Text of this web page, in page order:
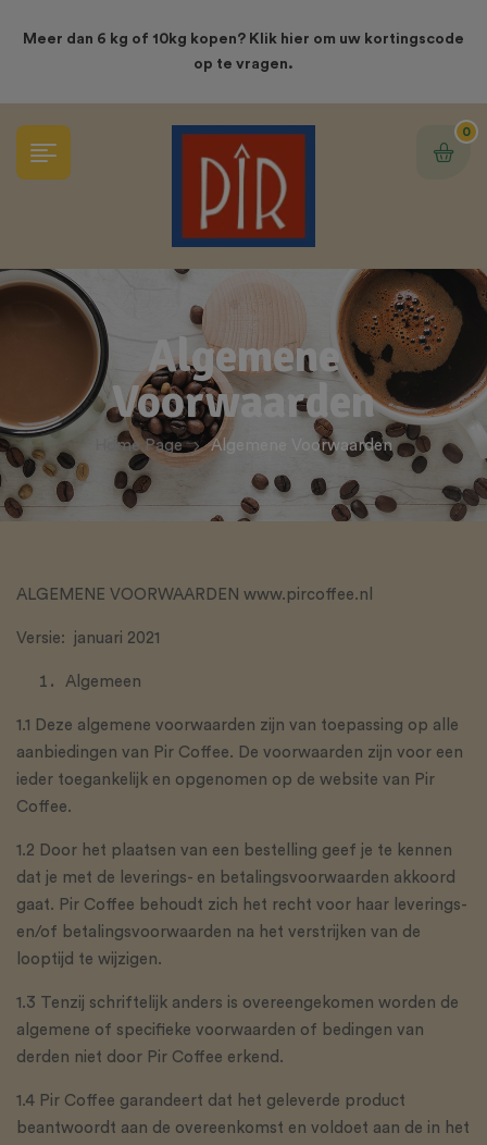
Meer dan 6 kg of 10kg kopen? Klik hier om uw kortingscode
op te vragen.
0
Algemene
Voorwaarden
Home Page Algemene Voorwaarden
ALGEMENE VOORWAARDEN www.pircoffee.nl
Versie: januari 2021
Algemeen
1.1 Deze algemene voorwaarden zijn van toepassing op alle
aanbiedingen van Pir Coffee. De voorwaarden zijn voor een
ieder toegankelijk en opgenomen op de website van Pir
Coffee.
1.2 Door het plaatsen van een bestelling geef je te kennen
dat je met de leverings- en betalingsvoorwaarden akkoord
gaat. Pir Coffee behoudt zich het recht voor haar leverings-
en/of betalingsvoorwaarden na het verstrijken van de
looptijd te wijzigen.
1.3 Tenzij schriftelijk anders is overeengekomen worden de
algemene of specifieke voorwaarden of bedingen van
derden niet door Pir Coffee erkend.
1.4 Pir Coffee garandeert dat het geleverde product
beantwoordt aan de overeenkomst en voldoet aan de in het